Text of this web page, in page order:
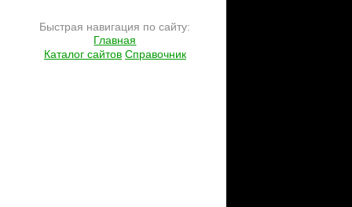
Быстрая навигация по сайту:
Главная
Каталог сайтов Справочник